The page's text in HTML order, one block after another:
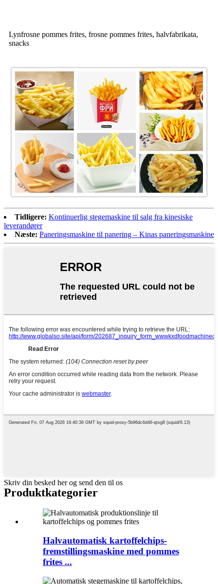
Lynfrosne pommes frites, frosne pommes frites, halvfabrikata,
snacks
Tidligere: Kontinuerlig stegemaskine til salg fra kinesiske
leverandører
Næste: Paneringsmaskine til panering – Kinas paneringsmaskine
Skriv din besked her og send den til os
Produktkategorier
Halvautomatisk kartoffelchips-
fremstillingsmaskine med pommes
frites ...